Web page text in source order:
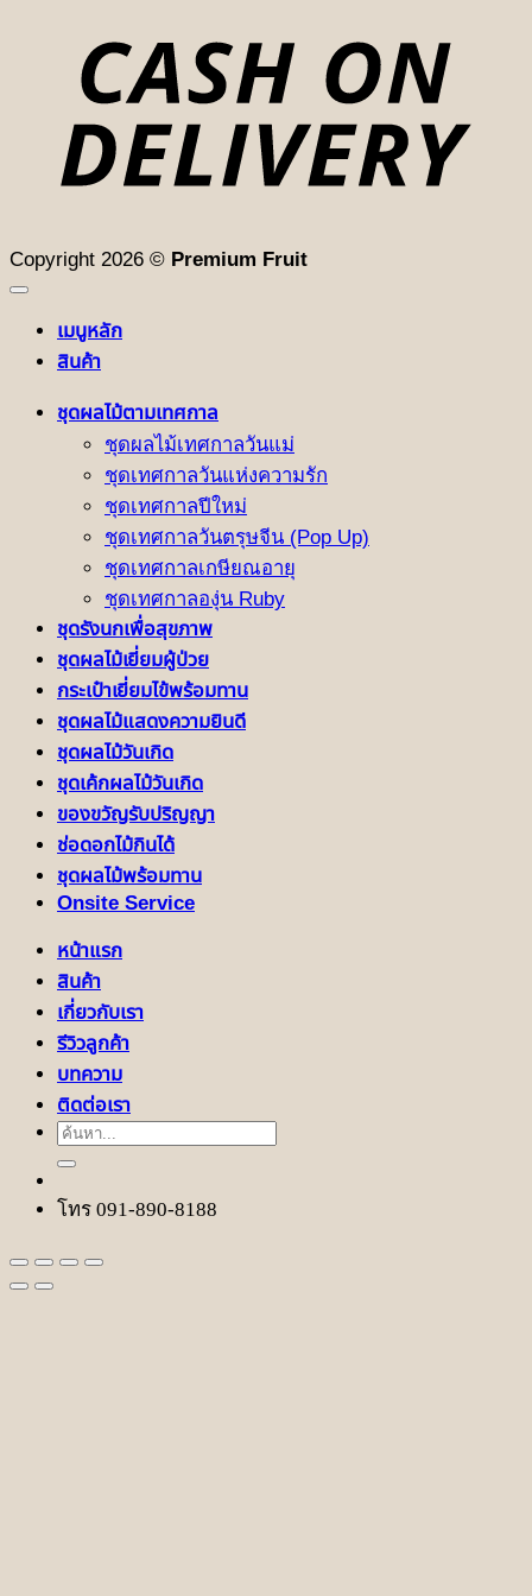
Copyright 2026 © Premium Fruit
เมนูหลัก
สินค้า
ชุดผลไม้ตามเทศกาล
ชุดผลไม้เทศกาลวันแม่
ชุดเทศกาลวันแห่งความรัก
ชุดเทศกาลปีใหม่
ชุดเทศกาลวันตรุษจีน (Pop Up)
ชุดเทศกาลเกษียณอายุ
ชุดเทศกาลองุ่น Ruby
ชุดรังนกเพื่อสุขภาพ
ชุดผลไม้เยี่ยมผู้ป่วย
กระเป๋าเยี่ยมไข้พร้อมทาน
ชุดผลไม้แสดงความยินดี
ชุดผลไม้วันเกิด
ชุดเค้กผลไม้วันเกิด
ของขวัญรับปริญญา
ช่อดอกไม้กินได้
ชุดผลไม้พร้อมทาน
Onsite Service
หน้าแรก
สินค้า
เกี่ยวกับเรา
รีวิวลูกค้า
บทความ
ติดต่อเรา
ค้นหา:
โทร 091-890-8188